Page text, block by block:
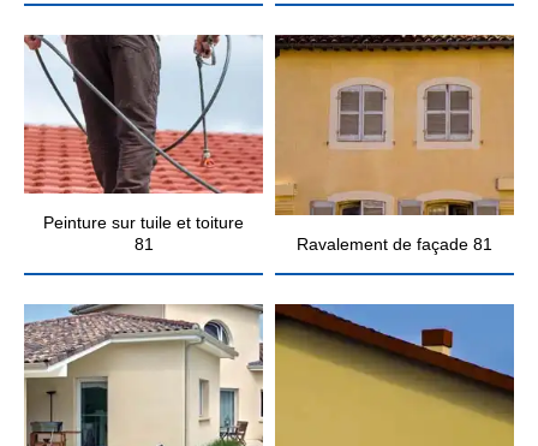
Peinture sur tuile et toiture
81
Ravalement de façade 81